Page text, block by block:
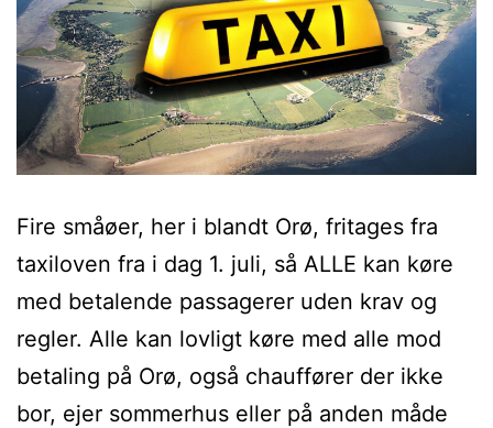
Fire småøer, her i blandt Orø, fritages fra
taxiloven fra i dag 1. juli, så ALLE kan køre
med betalende passagerer uden krav og
regler. Alle kan lovligt køre med alle mod
betaling på Orø, også chauffører der ikke
bor, ejer sommerhus eller på anden måde